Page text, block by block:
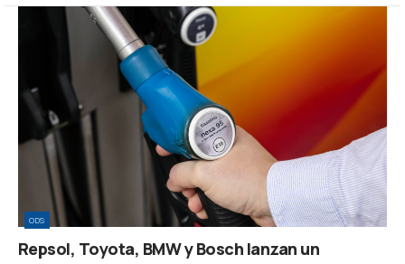
ODS
Repsol, Toyota, BMW y Bosch lanzan un